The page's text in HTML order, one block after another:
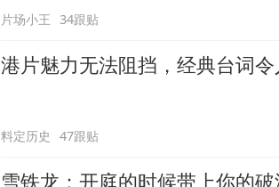
片场小王 34跟贴
港片魅力无法阻挡，经典台词
料定历史 47跟贴
雪铁龙：开庭的时候带上你的破